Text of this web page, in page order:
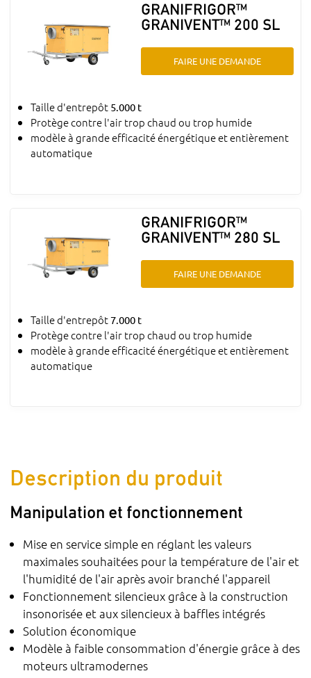
GRANIFRIGOR™
GRANIVENT™ 200 SL
FAIRE UNE DEMANDE
Taille d'entrepôt 5.000 t
Protège contre l'air trop chaud ou trop humide
modèle à grande efficacité énergétique et entièrement
automatique
GRANIFRIGOR™
GRANIVENT™ 280 SL
FAIRE UNE DEMANDE
Taille d'entrepôt7.000 t
Protège contre l'air trop chaud ou trop humide
modèle à grande efficacité énergétique et entièrement
automatique
Description du produit
Manipulation et fonctionnement
Mise en service simple en réglant les valeurs
maximales souhaitées pour la température de l'air et
l'humidité de l'air après avoir branché l'appareil
Fonctionnement silencieux grâce à la construction
insonorisée et aux silencieux à baffles intégrés
Solution économique
Modèle à faible consommation d'énergie grâce à des
moteurs ultramodernes